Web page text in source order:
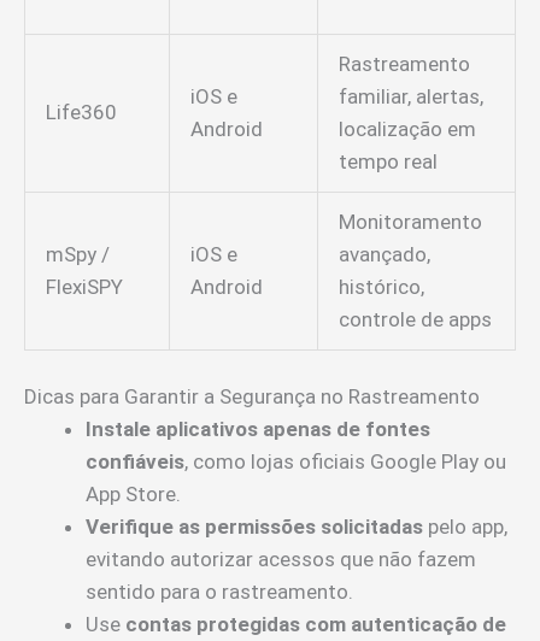
Life360
iOS e
Android
Rastreamento
familiar, alertas,
localização em
tempo real
mSpy /
FlexiSPY
iOS e
Android
Monitoramento
avançado,
histórico,
controle de apps
Dicas para Garantir a Segurança no Rastreamento
Instale aplicativos apenas de fontes
confiáveis, como lojas oficiais Google Play ou
App Store.
Verifique as permissões solicitadas pelo app,
evitando autorizar acessos que não fazem
sentido para o rastreamento.
Use contas protegidas com autenticação de